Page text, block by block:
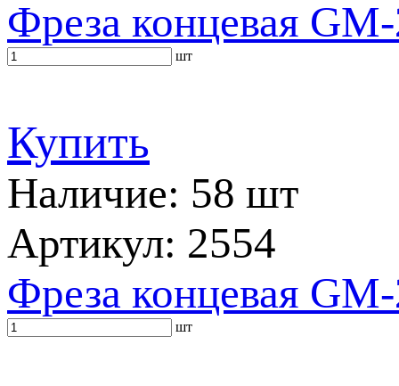
Фреза концевая
шт
Купить
Наличие: 58 шт
Артикул: 2554
Фреза концевая
шт